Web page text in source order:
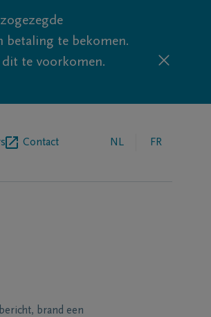
betaling te bekomen.
te voorkomen.
Contact NL FR
brand een